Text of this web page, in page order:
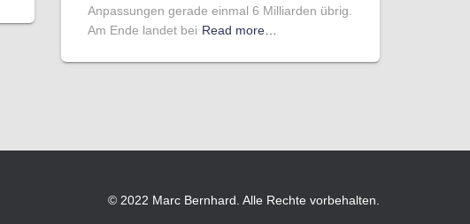
Anpassungen gerade einmal 6 Milliarden übrig.
Am Ende landet bei Read more…
© 2022 Marc Bernhard. Alle Rechte vorbehalten.